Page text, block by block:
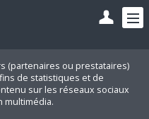
(partenaires ou prestataires)
de statistiques et de
sur les réseaux sociaux
multimédia.